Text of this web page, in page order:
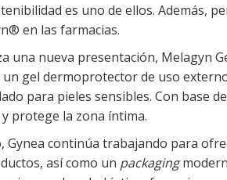
es uno de ellos. Además,
en las farmacias.
una nueva presentación, Melagyn
un gel dermoprotector de uso
para pieles sensibles. Con base
protege la zona íntima.
Gynea continúa trabajando para
así como un packaging